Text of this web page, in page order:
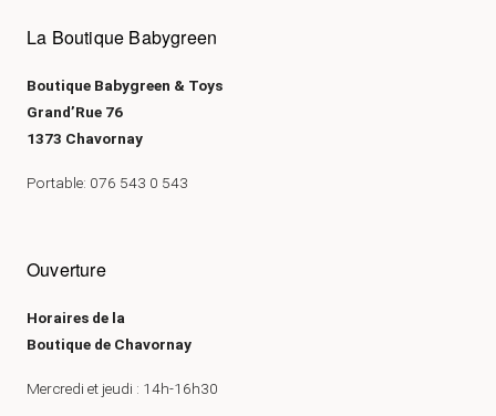
La Boutique Babygreen
Boutique Babygreen & Toys
Grand’Rue 76
1373 Chavornay
Portable: 076 543 0 543
Ouverture
Horaires de la
Boutique de Chavornay
Mercredi et jeudi : 14h-16h30